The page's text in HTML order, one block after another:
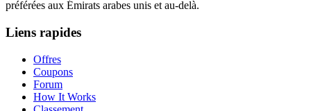
préférées aux Émirats arabes unis et au-delà.
Liens rapides
Offres
Coupons
Forum
How It Works